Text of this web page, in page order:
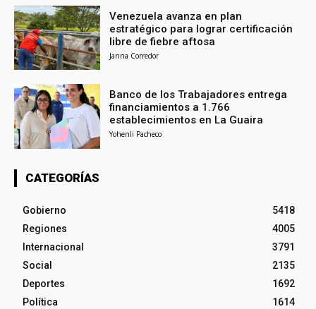
Venezuela avanza en plan
estratégico para lograr certificación
libre de fiebre aftosa
Janna Corredor
Banco de los Trabajadores entrega
financiamientos a 1.766
establecimientos en La Guaira
Yohenli Pacheco
CATEGORÍAS
Gobierno
5418
Regiones
4005
Internacional
3791
Social
2135
Deportes
1692
Política
1614